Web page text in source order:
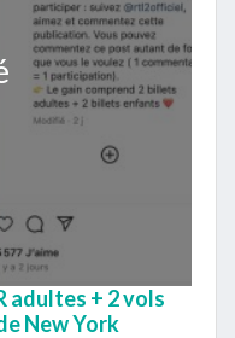
adultes + 2 vols
New York